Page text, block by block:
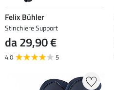
Felix Bühler
Stinchiere Support
da 29,90 €
4.0 5